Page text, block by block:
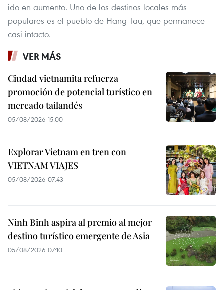
ido en aumento. Uno de los destinos locales más
populares es el pueblo de Hang Tau, que permanece
casi intacto.
VER MÁS
Ciudad vietnamita refuerza
promoción de potencial turístico en
mercado tailandés
05/08/2026 15:00
Explorar Vietnam en tren con
VIETNAM VIAJES
05/08/2026 07:43
Ninh Binh aspira al premio al mejor
destino turístico emergente de Asia
05/08/2026 07:10